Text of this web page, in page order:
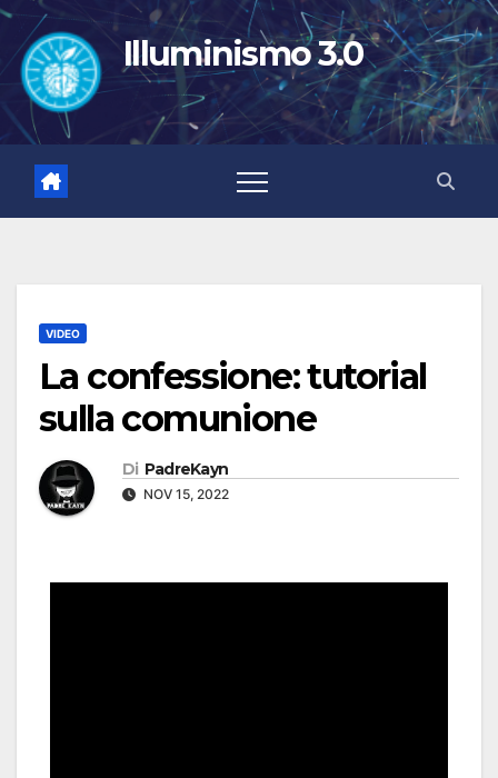
Salta
contenuto
Illuminismo 3.0
VIDEO
La confessione: tutorial
sulla comunione
Di PadreKayn
NOV 15, 2022